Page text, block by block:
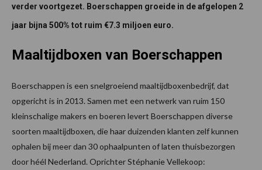
verder voortgezet. Boerschappen groeide in de afgelopen 2
jaar bijna 500% tot ruim €7.3 miljoen euro.
Maaltijdboxen van Boerschappen
Boerschappen is een snelgroeiend maaltijdboxenbedrijf, dat
opgericht is in 2013. Samen met een netwerk van ruim 150
kleinschalige makers en boeren levert Boerschappen diverse
soorten maaltijdboxen, die haar duizenden klanten zelf kunnen
ophalen bij meer dan 30 ophaalpunten of laten thuisbezorgen
door héél Nederland. Oprichter Stéphanie Vellekoop: